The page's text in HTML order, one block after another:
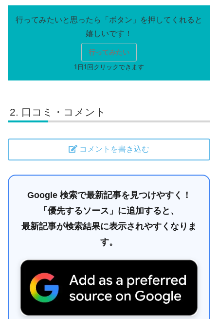
行ってみたい
口コミ・コメント
コメントを書き込む
Google 検索で最新記事を見つけやすく！
「優先するソース」に追加すると、
最新記事が検索結果に表示されやすくなりま
す。